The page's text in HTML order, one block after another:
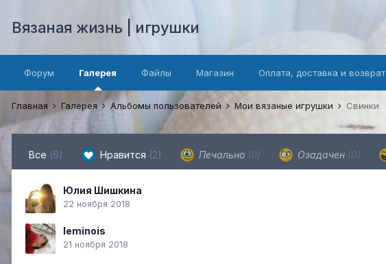
Вязаная жизнь | игрушки
Форум Галерея Файлы Магазин Оплата, доставка и возврат
Главная Галерея Альбомы пользователей Мои вязаные игрушки Свинки
Все (6) Нравится (2) Печально (0) Озадачен (0)
Юлия Шишкина
22 ноября 2018
leminois
21 ноября 2018